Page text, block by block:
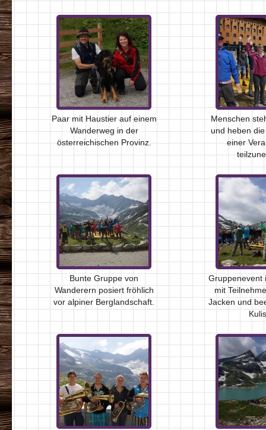
Paar mit Haustier auf einem
Wanderweg in der
österreichischen Provinz.
Menschen
und heben
einer
Bunte Gruppe von
Wanderern posiert fröhlich
vor alpiner Berglandschaft.
Gruppenevent
mit
Jacken und